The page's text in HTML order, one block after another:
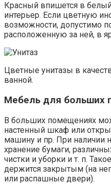
Красный впишется в
интерьер. Если цветную
возможности, допустимо
расположенную за ней, в
Цветные унитазы в
ванной.
Мебель для больших
В больших помещениях
настенный шкаф или
машину и пр. При наличии
хранение бумаги,
чистки и уборки и т. п.
держится закрытым (на
или распашные двери).